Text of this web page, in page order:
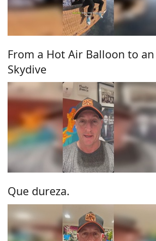
From a Hot Air Balloon to an
Skydive
Que dureza.